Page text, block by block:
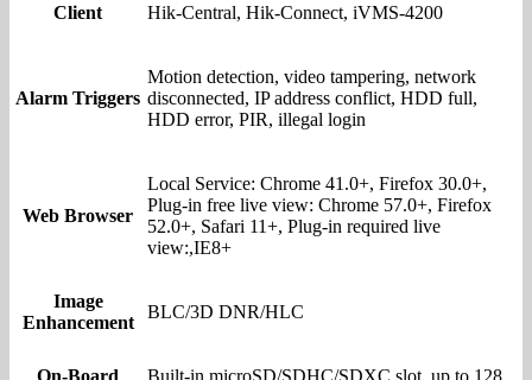
Client Hik-Central, Hik-Connect, iVMS-4200
Alarm Triggers
Motion detection, video tampering, network
disconnected, IP address conflict, HDD full,
HDD error, PIR, illegal login
Web Browser
Local Service: Chrome 41.0+, Firefox 30.0+,
Plug-in free live view: Chrome 57.0+, Firefox
52.0+, Safari 11+, Plug-in required live
view:,IE8+
Image
Enhancement
BLC/3D DNR/HLC
On-Board
Built-in microSD/SDHC/SDXC slot, up to 128